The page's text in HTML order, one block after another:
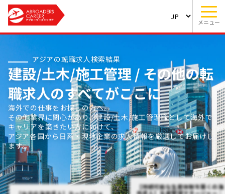
メニュー
アジアの転職求人検索結果
建設/土木/施工管理 / その他の転
職求人のすべてがここに
海外での仕事をお探しの方へ。
その他業界に関心があり、建設/土木/施工管理職として海外で
キャリアを築きたい方に向けて、
アジア各国から日系・現地企業の求人情報を厳選してお届けし
ます。
【持続可能な生産体制を築くの海